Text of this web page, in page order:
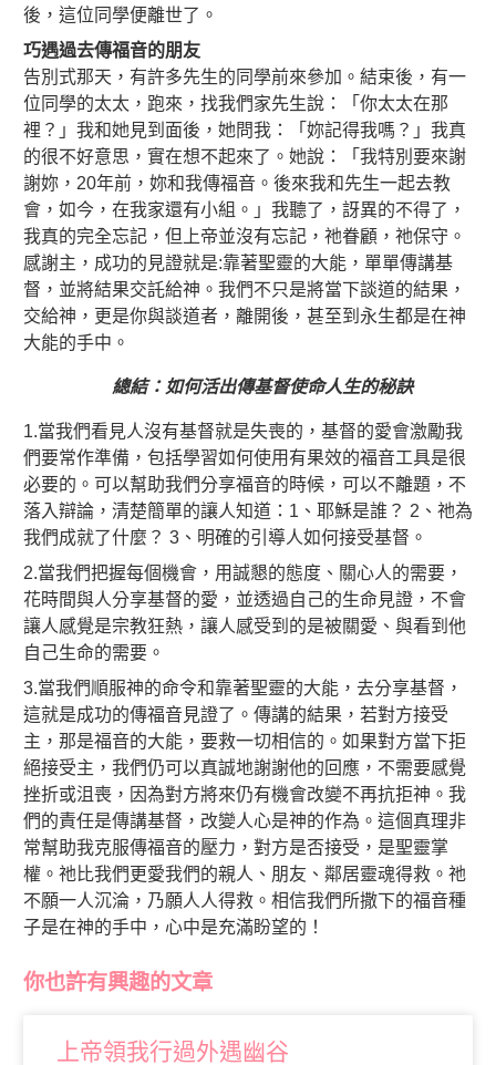
後，這位同學便離世了。
巧遇過去傳福音的朋友
告別式那天，有許多先生的同學前來參加。結束後，有一
位同學的太太，跑來，找我們家先生說：「你太太在那
裡？」我和她見到面後，她問我：「妳記得我嗎？」我真
的很不好意思，實在想不起來了。她說：「我特別要來謝
謝妳，20年前，妳和我傳福音。後來我和先生一起去教
會，如今，在我家還有小組。」我聽了，訝異的不得了，
我真的完全忘記，但上帝並沒有忘記，祂眷顧，祂保守。
感謝主，成功的見證就是:靠著聖靈的大能，單單傳講基
督，並將結果交託給神。我們不只是將當下談道的結果，
交給神，更是你與談道者，離開後，甚至到永生都是在神
大能的手中。
總結：如何活出傳基督使命人生的秘訣
1.當我們看見人沒有基督就是失喪的，基督的愛會激勵我
們要常作準備，包括學習如何使用有果效的福音工具是很
必要的。可以幫助我們分享福音的時候，可以不離題，不
落入辯論，清楚簡單的讓人知道：1、耶穌是誰？ 2、祂為
我們成就了什麼？ 3、明確的引導人如何接受基督。
2.當我們把握每個機會，用誠懇的態度、關心人的需要，
花時間與人分享基督的愛，並透過自己的生命見證，不會
讓人感覺是宗教狂熱，讓人感受到的是被關愛、與看到他
自己生命的需要。
3.當我們順服神的命令和靠著聖靈的大能，去分享基督，
這就是成功的傳福音見證了。傳講的結果，若對方接受
主，那是福音的大能，要救一切相信的。如果對方當下拒
絕接受主，我們仍可以真誠地謝謝他的回應，不需要感覺
挫折或沮喪，因為對方將來仍有機會改變不再抗拒神。我
們的責任是傳講基督，改變人心是神的作為。這個真理非
常幫助我克服傳福音的壓力，對方是否接受，是聖靈掌
權。祂比我們更愛我們的親人、朋友、鄰居靈魂得救。祂
不願一人沉淪，乃願人人得救。相信我們所撒下的福音種
子是在神的手中，心中是充滿盼望的！
你也許有興趣的文章
上帝領我行過外遇幽谷